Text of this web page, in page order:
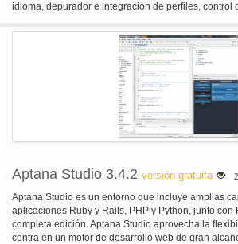
idioma, depurador e integración de perfiles, control
utilizar el Ctrl-i método abreviado para hacer una
IDE, la ayuda contextual establece, y todos los
encontrará con el término de búsqueda no sólo en
símbolos, sino también todo lo relacionados con
paneles y documentación. Instalador personalizado
de NetBeans IDE que proporciona las
elegir la descarga con todas las características y
instalación para que en realidad sólo las
instalarse; o elige una de las más pequeñas
administrador de Plugins en el menú Herramientas
actualizar conjuntos de características para el
EE, Java ME, JavaFX, Ruby, Groovy, PHP, C/C++,
una amplia variedad de otras características de los
Aptana Studio 3.4.2 versión gratuita
Aptana Studio es un entorno que incluye amplias
aplicaciones Ruby y Rails, PHP y Python, junto con
completa edición. Aptana Studio aprovecha la
centra en un motor de desarrollo web de gran